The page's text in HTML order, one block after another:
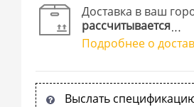
Доставка в ваш
рассчитывается
Подробнее о
Выслать